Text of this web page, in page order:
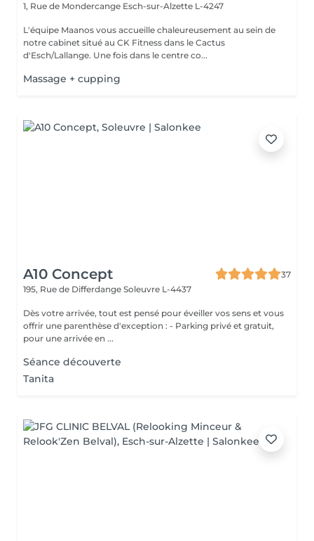
1, Rue de Mondercange Esch-sur-Alzette L-4247
L'équipe Maanos vous accueille chaleureusement au sein de
notre cabinet situé au CK Fitness dans le Cactus
d'Esch/Lallange. Une fois dans le centre co...
Massage + cupping
A10 Concept
37
195, Rue de Differdange Soleuvre L-4437
Dès votre arrivée, tout est pensé pour éveiller vos sens et vous
offrir une parenthèse d'exception : - Parking privé et gratuit,
pour une arrivée en ...
Séance découverte
Tanita